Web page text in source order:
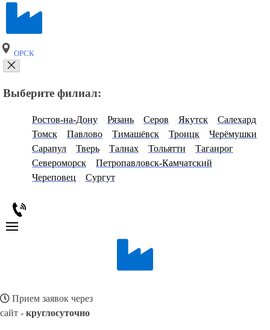
ОРСК
Выберите филиал:
Ростов-на-Дону Рязань Серов Якутск
Салехард
Томск
Павлово Тимашёвск Троицк
Черёмушки
Сарапул
Тверь Талнах Тольятти
Таганрог
Североморск
Петропавловск-Камчатский
Череповец
Сургут
Прием заявок через
сайт - круглосуточно